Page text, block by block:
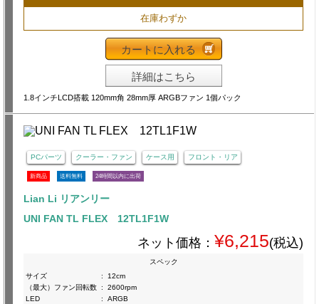
在庫わずか
カートに入れる
詳細はこちら
1.8インチLCD搭載 120mm角 28mm厚 ARGBファン 1個パック
PCパーツ クーラー・ファン ケース用 フロント・リア
新商品 送料無料 24時間以内に出荷
Lian Li リアンリー
UNI FAN TL FLEX 12TL1F1W
ネット価格： ¥6,215(税込)
スペック
サイズ
:
12cm
（最大）ファン回転数 :
2600rpm
LED
:
ARGB